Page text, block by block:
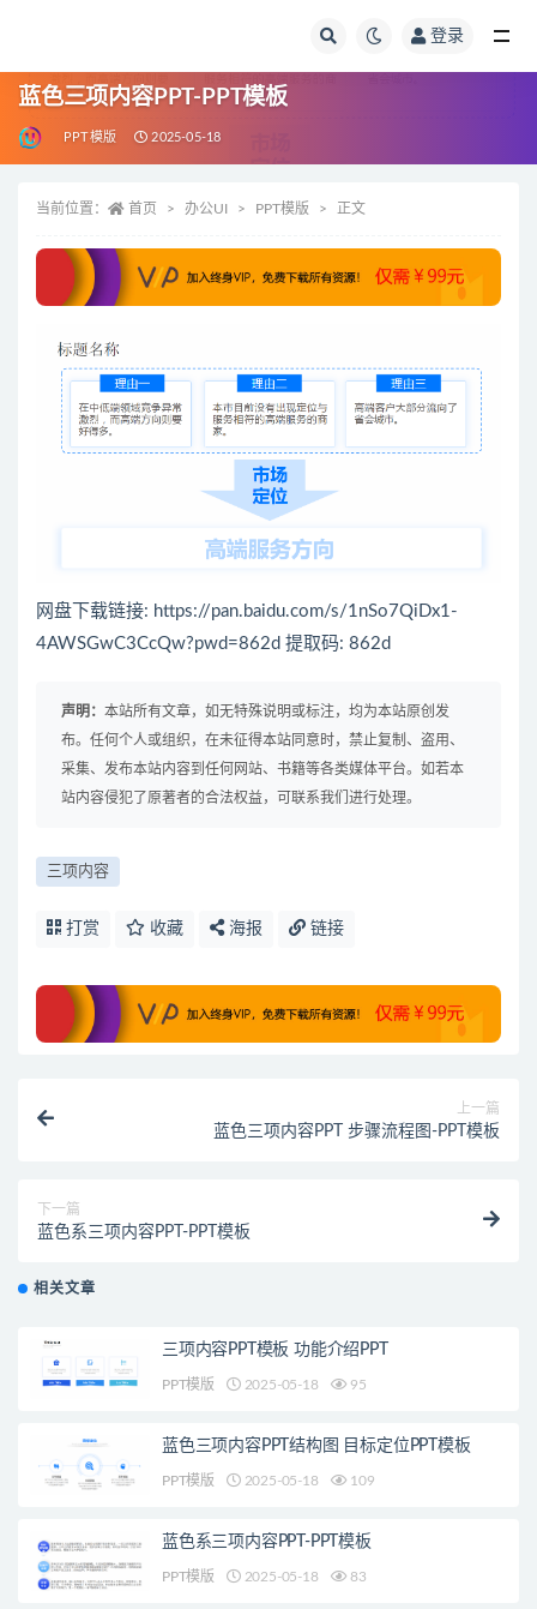
登录
蓝色三项内容PPT-PPT模板
PPT模版 2025-05-18
当前位置： 首页 办公UI PPT模版 正文
网盘下载链接: https://pan.baidu.com/s/1nSo7QiDx1-
4AWSGwC3CcQw?pwd=862d 提取码: 862d
声明： 本站所有文章，如无特殊说明或标注，均为本站原创发
布。任何个人或组织，在未征得本站同意时，禁止复制、盗用、
采集、发布本站内容到任何网站、书籍等各类媒体平台。如若本
站内容侵犯了原著者的合法权益，可联系我们进行处理。
三项内容
打赏 收藏 海报 链接
上一篇
蓝色三项内容PPT 步骤流程图-PPT模板
下一篇
蓝色系三项内容PPT-PPT模板
相关文章
三项内容PPT模板 功能介绍PPT
PPT模版 2025-05-18 95
蓝色三项内容PPT结构图 目标定位PPT模板
PPT模版 2025-05-18 109
蓝色系三项内容PPT-PPT模板
PPT模版 2025-05-18 83